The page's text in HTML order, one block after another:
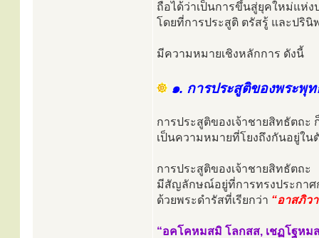
ถือได้ว่าเป็นการขึ้นสู่ยุคใหม่แห่
โดยที่การประสูติ ตรัสรู้ และปรินิ
มีความหมายเชิงหลักการ ดังนี้
๑. การประสูติของพระพุ
การประสูติของเจ้าชายสิทธัตถะ
เป็นความหมายที่โยงถึงกันอยู่ใน
การประสูติของเจ้าชายสิทธัตถะ
มีสัญลักษณ์อยู่ที่การทรงประกาศ
ด้วยพระดำรัสที่เรียกว่า “อาสภิว
“อคโคหมสมิ โลกสส, เชฏโฐหม